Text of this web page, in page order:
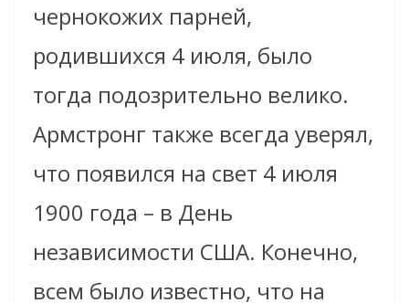
чернокожих парней,
родившихся 4 июля, было
тогда подозрительно велико.
Армстронг также всегда уверял,
что появился на свет 4 июля
1900 года – в День
независимости США. Конечно,
всем было известно, что на